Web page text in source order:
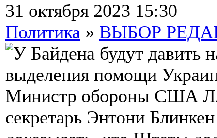
31 октября 2023 15:30
Политика » ВЫБОР
Министр обороны США
секретарь Энтони